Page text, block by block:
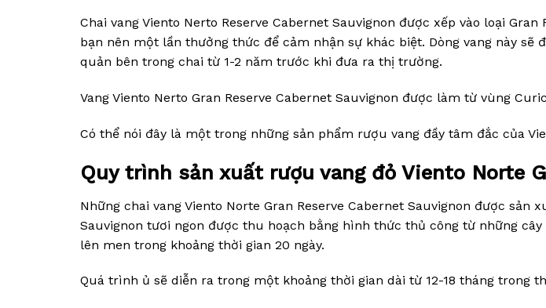
Chai vang Viento Nerto Reserve Cabernet Sauvignon được xếp vào loại
bạn nên một lần thưởng thức để cảm nhận sự khác biệt. Dòng vang này
quản bên trong chai từ 1-2 năm trước khi đưa ra thị trường.
Vang Viento Nerto Gran Reserve Cabernet Sauvignon được làm từ vùng
Có thể nói đây là một trong những sản phẩm rượu vang đầy tâm đắc của
Quy trình sản xuất rượu vang đỏ Viento Norte
Những chai vang Viento Norte Gran Reserve Cabernet Sauvignon được
Sauvignon tươi ngon được thu hoạch bằng hình thức thủ công từ những
lên men trong khoảng thời gian 20 ngày.
Quá trình ủ sẽ diễn ra trong một khoảng thời gian dài từ 12-18 tháng trong